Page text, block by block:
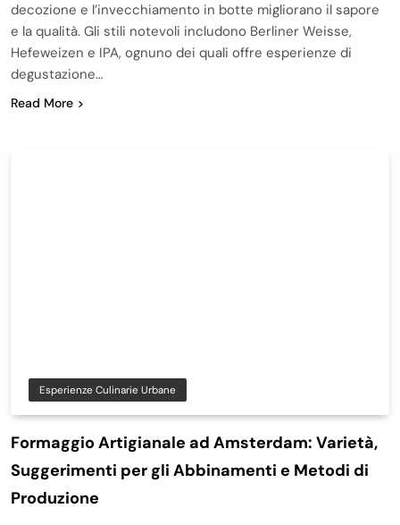
decozione e l’invecchiamento in botte migliorano il sapore
e la qualità. Gli stili notevoli includono Berliner Weisse,
Hefeweizen e IPA, ognuno dei quali offre esperienze di
degustazione…
Read More
Esperienze Culinarie Urbane
Formaggio Artigianale ad Amsterdam: Varietà,
Suggerimenti per gli Abbinamenti e Metodi di
Produzione